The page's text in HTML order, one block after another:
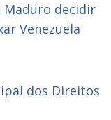
Maduro decidir
Venezuela
dos Direitos